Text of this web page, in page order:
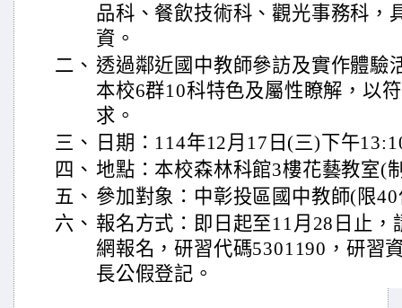
品科、餐飲技術科、觀光事務科，
資。
二、 透過鄰近國中教師參訪及實作體驗
本校6群10科特色及屬性瞭解，以
求。
三、
日期：114年12月17日(三)下午
四、 地點：本校森林科館3樓花藝教室(
五、 參加對象：中彰投區國中教師(限
六、 報名方式：即日起至11月28日止，
網報名，研習代碼5301190，研習
長公假登記。